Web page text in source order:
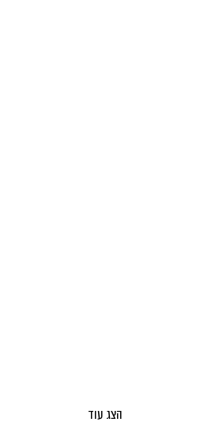
הצג עוד